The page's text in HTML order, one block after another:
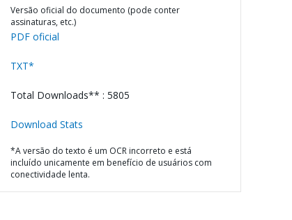
Versão oficial do documento (pode conter
assinaturas, etc.)
PDF oficial
TXT*
Total Downloads** : 5805
Download Stats
*A versão do texto é um OCR incorreto e está
incluído unicamente em benefício de usuários com
conectividade lenta.